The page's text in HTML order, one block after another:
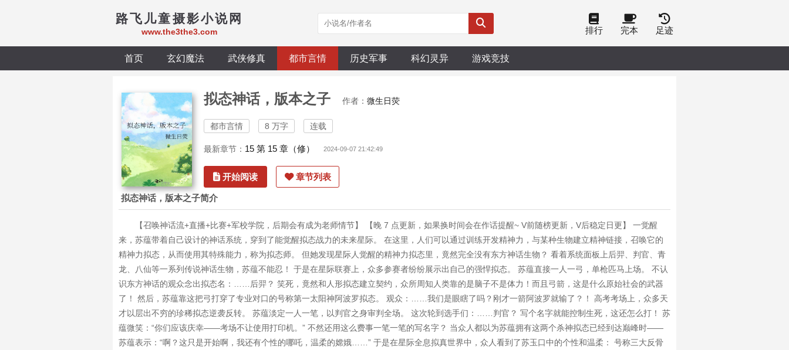
路飞儿童摄影小说网
www.the3the3.com 排行 完本 足迹
首页 玄幻魔法 武侠修真 都市言情 历史军事 科幻灵异 游戏竞技
拟态神话，版本之子 作者： 微生日荧
都市言情 8 万字 连载
最新章节： 15 第 15 章（修） 2024-09-07 21:42:49
开始阅读 章节列表
拟态神话，版本之子简介
【召唤神话流+直播+比赛+军校学院，后期会有成为老师情节】 【晚 7 点更新，如果换时间会在作话提醒~ V前随榜更新，V后稳定日更】 一觉醒
来，苏蕴带着自己设计的神话系统，穿到了能觉醒拟态战力的未来星际。 在这里，人们可以通过训练开发精神力，与某种生物建立精神链接，召唤它的
精神力拟态，从而使用其特殊能力，称为拟态师。 但她发现星际人觉醒的精神力拟态里，竟然完全没有东方神话生物？ 看着系统面板上后羿、判官、青
龙、八仙等一系列传说神话生物，苏蕴不能忍！ 于是在星际联赛上，众多参赛者纷纷展示出自己的强悍拟态。 苏蕴直接一人一弓，单枪匹马上场。 不认
识东方神话的观众念出拟态名：……后羿？ 笑死，竟然和人形拟态建立契约，众所周知人类靠的是脑子不是体力！而且弓箭，这是什么原始社会的武器
了！ 然后，苏蕴靠这把弓打穿了专业对口的号称第一太阳神阿波罗拟态。 观众：……我们是眼瞎了吗？刚才一箭阿波罗就输了？！ 高考考场上，众多天
才以层出不穷的珍稀拟态逆袭反转。 苏蕴淡定一人一笔，以判官之身审判全场。 这次轮到选手们：……判官？ 写个名字就能控制生死，这还怎么打！ 苏
蕴微笑：“你们应该庆幸——考场不让使用打印机。” 不然还用这么费事一笔一笔的写名字？ 当众人都以为苏蕴拥有这两个杀神拟态已经到达巅峰时——
苏蕴表示：“啊？这只是开始啊，我还有个性的哪吒，温柔的嫦娥……” 于是在星际全息拟真世界中，众人看到了苏玉口中的个性和温柔： 号称三大反骨